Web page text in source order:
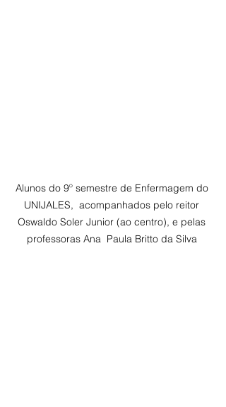
Alunos do 9º semestre de Enfermagem do
UNIJALES,  acompanhados pelo reitor
Oswaldo Soler Junior (ao centro), e pelas
professoras Ana  Paula Britto da Silva